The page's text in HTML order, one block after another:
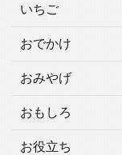
いちご
おでかけ
おみやげ
おもしろ
お役立ち